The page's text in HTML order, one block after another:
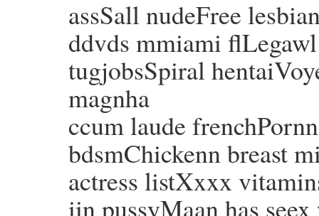
assSall nudeFree
ddvds mmiami
tugjobsSpiral
magnha
ccum laude
bdsmChickenn breast
actress listXxxx
iin pussyMaan has